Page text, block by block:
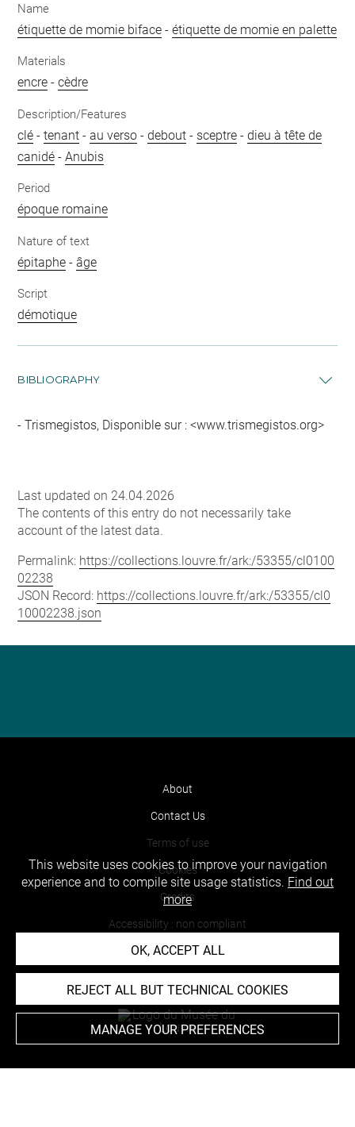
Name
étiquette de momie biface -étiquette de momie en palette
Materials
encre -cèdre
Description/Features
clé -tenant -au verso -debout - sceptre -dieu à tête de
canidé -Anubis
Period
époque romaine
Nature of text
épitaphe -âge
Script
démotique
BIBLIOGRAPHY
Trismegistos, Disponible sur : <www.trismegistos.org>
Last updated on 24.04.2026
The contents of this entry do not necessarily take
account of the latest data.
Permalink: https://collections.louvre.fr/ark:/53355/cl0100
02238
JSON Record: https://collections.louvre.fr/ark:/53355/cl0
10002238.json
About
Contact Us
Terms of use
Cookies
Credits
Accessibility : non compliant
This website uses cookies to improve your navigation
experience and to compile site usage statistics. Find out
more
OK, ACCEPT ALL
REJECT ALL BUT TECHNICAL COOKIES
MANAGE YOUR PREFERENCES